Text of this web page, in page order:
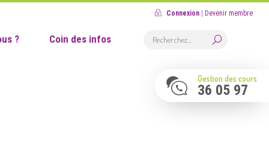
Connexion Devenir membre
? Coin des infos
Gestion des cours
36 05 97